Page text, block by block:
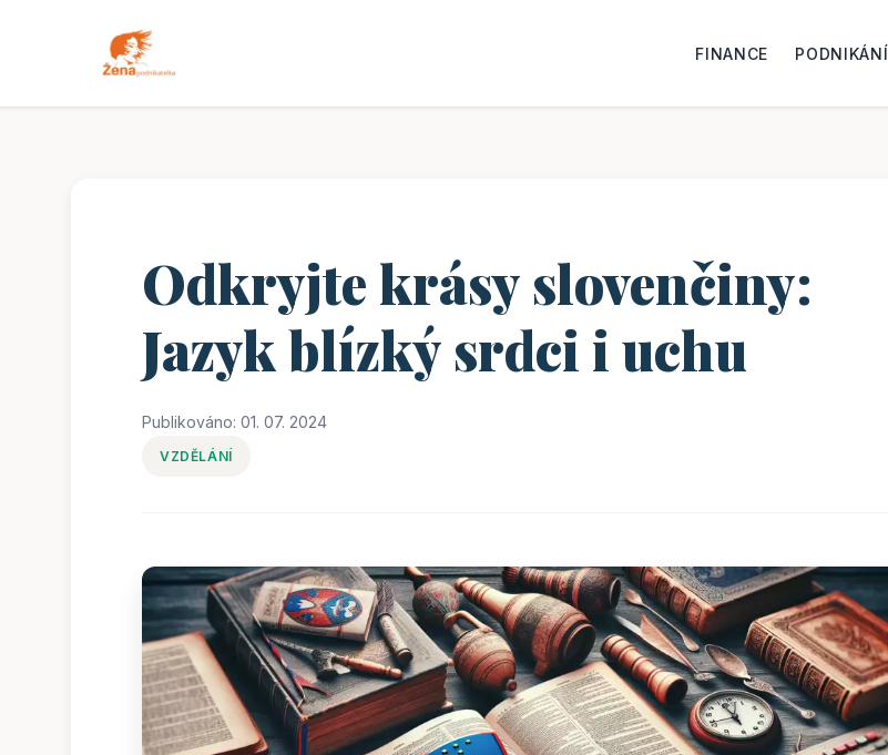
FINANCE PODNIKÁNÍ
Odkryjte krásy slovenčiny:
Jazyk blízký srdci i uchu
Publikováno: 01. 07. 2024
VZDĚLÁNÍ